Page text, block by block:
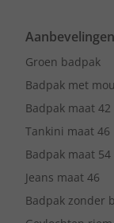
Aanbevelingen
Groen badpak
Badpak met
Badpak maat 42
Tankini maat 46
Badpak maat 54
Jeans maat 46
Badpak zonder